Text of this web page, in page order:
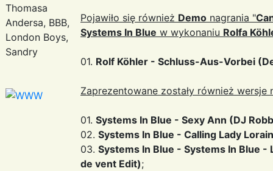
Thomasa
Andersa, BBB,
London Boys,
Sandry
Pojawiło się również Demo nagrania "
Systems In Blue w wykonaniu Rolfa
01. Rolf Köhler - Schluss-Aus-Vorbei
Zaprezentowane zostały również wersje
01. Systems In Blue - Sexy Ann (DJ
02. Systems In Blue - Calling Lady
03. Systems In Blue - Systems In Blue -
de vent Edit);